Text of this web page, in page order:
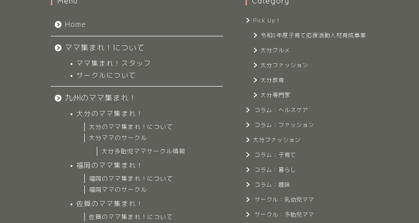
Home
ママ集まれ！について
ママ集まれ！スタッフ
サークルについて
九州のママ集まれ！
大分のママ集まれ！
大分のママ集まれ！について
大分ママのサークル
大分多胎児ママサークル情報
福岡のママ集まれ！
福岡のママ集まれ！について
福岡ママのサークル
佐賀のママ集まれ！
佐賀のママ集まれ！について
Pick Up！
令和8年度子育て応援活動人材育成事業
大分グルメ
大分ファッション
大分教育
大分専門家
コラム：ヘルスケア
コラム：ファッション
大分ファッション
コラム：子育て
コラム：暮らし
コラム：趣味
サークル：乳幼児ママ
サークル：多胎児ママ